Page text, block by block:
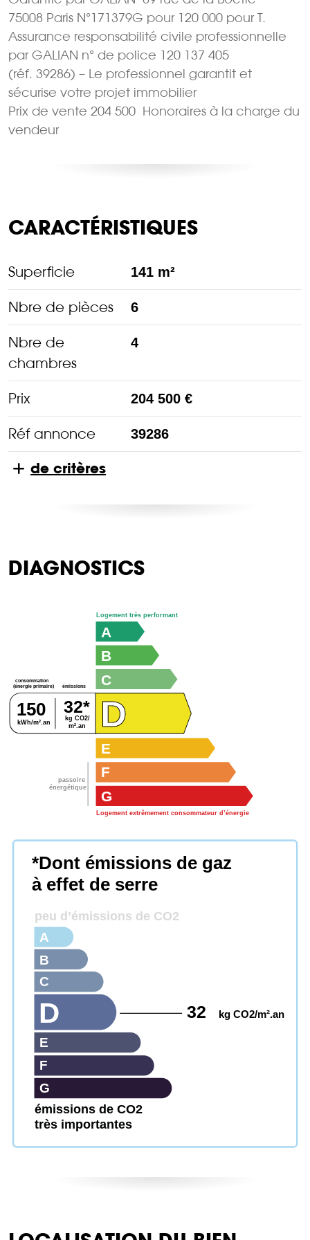
75008 Paris N°171379G pour 120 000 pour T.
Assurance responsabilité civile professionnelle
par GALIAN n° de police 120 137 405
(réf. 39286) – Le professionnel garantit et
sécurise votre projet immobilier
Prix de vente 204 500  Honoraires à la charge du
vendeur
CARACTÉRISTIQUES
Superficie 141 m²
Nbre de pièces 6
Nbre de
chambres
4
Prix 204 500 €
Réf annonce 39286
de critères
DIAGNOSTICS
passoire
énergétique
consommation
(énergie primaire) émissions
kg CO2/
m².an
kWh/m².an
150 32*
G
Logement extrêmement consommateur d’énergie
F
E
D
C
B
A
Logement très performant
émissions de CO2
très importantes
*Dont émissions de gaz
à effet de serre
peu d’émissions de CO2
G
F
E
D 32 kg CO2/m².an
C
B
A